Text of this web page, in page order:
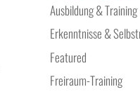
Ausbildung & Training
Erkenntnisse &
Featured
Freiraum-Training